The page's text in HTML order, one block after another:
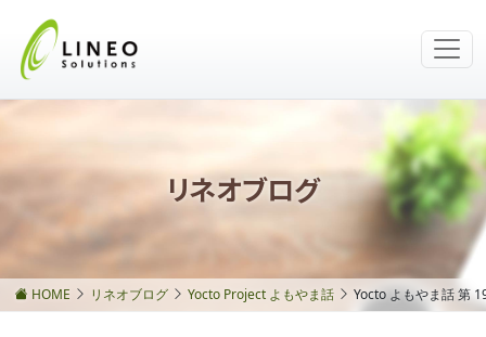
リネオブログ
HOME リネオブログ Yocto Project よもやま話 Yocto よもやま話 第